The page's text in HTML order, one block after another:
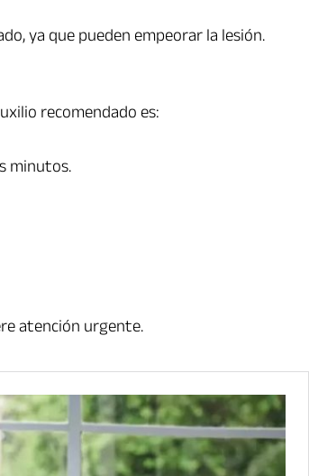
ya que pueden empeorar la lesión.
recomendado es:
minutos.
atención urgente.